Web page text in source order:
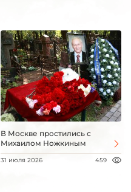
В Москве простились с
Михаилом Ножкиным
31 июля 2026 459